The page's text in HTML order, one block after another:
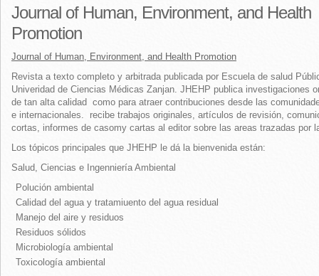
Journal of Human, Environment, and Health
Promotion
Journal of Human, Environment, and Health Promotion
Revista a texto completo y arbitrada publicada por Escuela de salud
Univeridad de Ciencias Médicas Zanjan. JHEHP publica investigaciones
de tan alta calidad como para atraer contribuciones desde las
e internacionales. recibe trabajos originales, artículos de revisión,
cortas, informes de casomy cartas al editor sobre las areas trazadas por
Los tópicos principales que JHEHP le dá la bienvenida están:
Salud, Ciencias e Ingenniería Ambiental
Polución ambiental
Calidad del agua y tratamiuento del agua residual
Manejo del aire y residuos
Residuos sólidos
Microbiología ambiental
Toxicología ambiental